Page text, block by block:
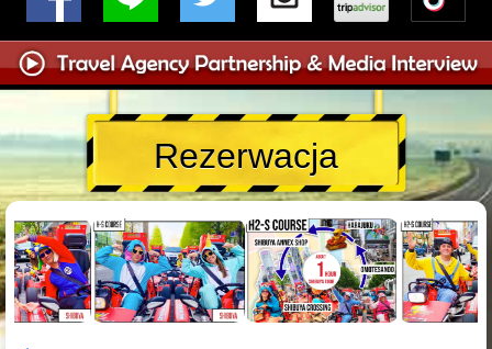
Rezerwacja